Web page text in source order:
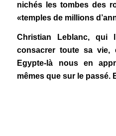
nichés les tombes des
«temples de millions
Christian Leblanc, qui
consacrer toute sa vie,
Egypte-là nous en
mêmes que sur le passé.